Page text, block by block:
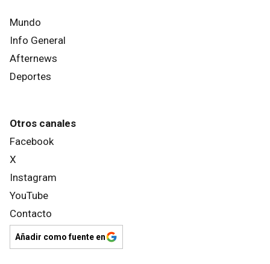
Mundo
Info General
Afternews
Deportes
Otros canales
Facebook
X
Instagram
YouTube
Contacto
Añadir como fuente en